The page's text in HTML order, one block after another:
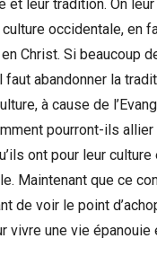
et leur tradition. On
culture occidentale, en
Christ. Si beaucoup
faut abandonner la
à cause de
pourront-ils
ont pour leur culture
Maintenant que ce
de voir le point
vivre une vie épanouie